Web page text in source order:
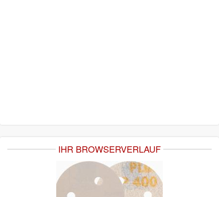
IHR BROWSERVERLAUF